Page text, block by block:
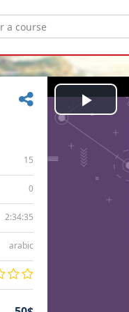
15
0
2:34:35
arabic
Play
Video